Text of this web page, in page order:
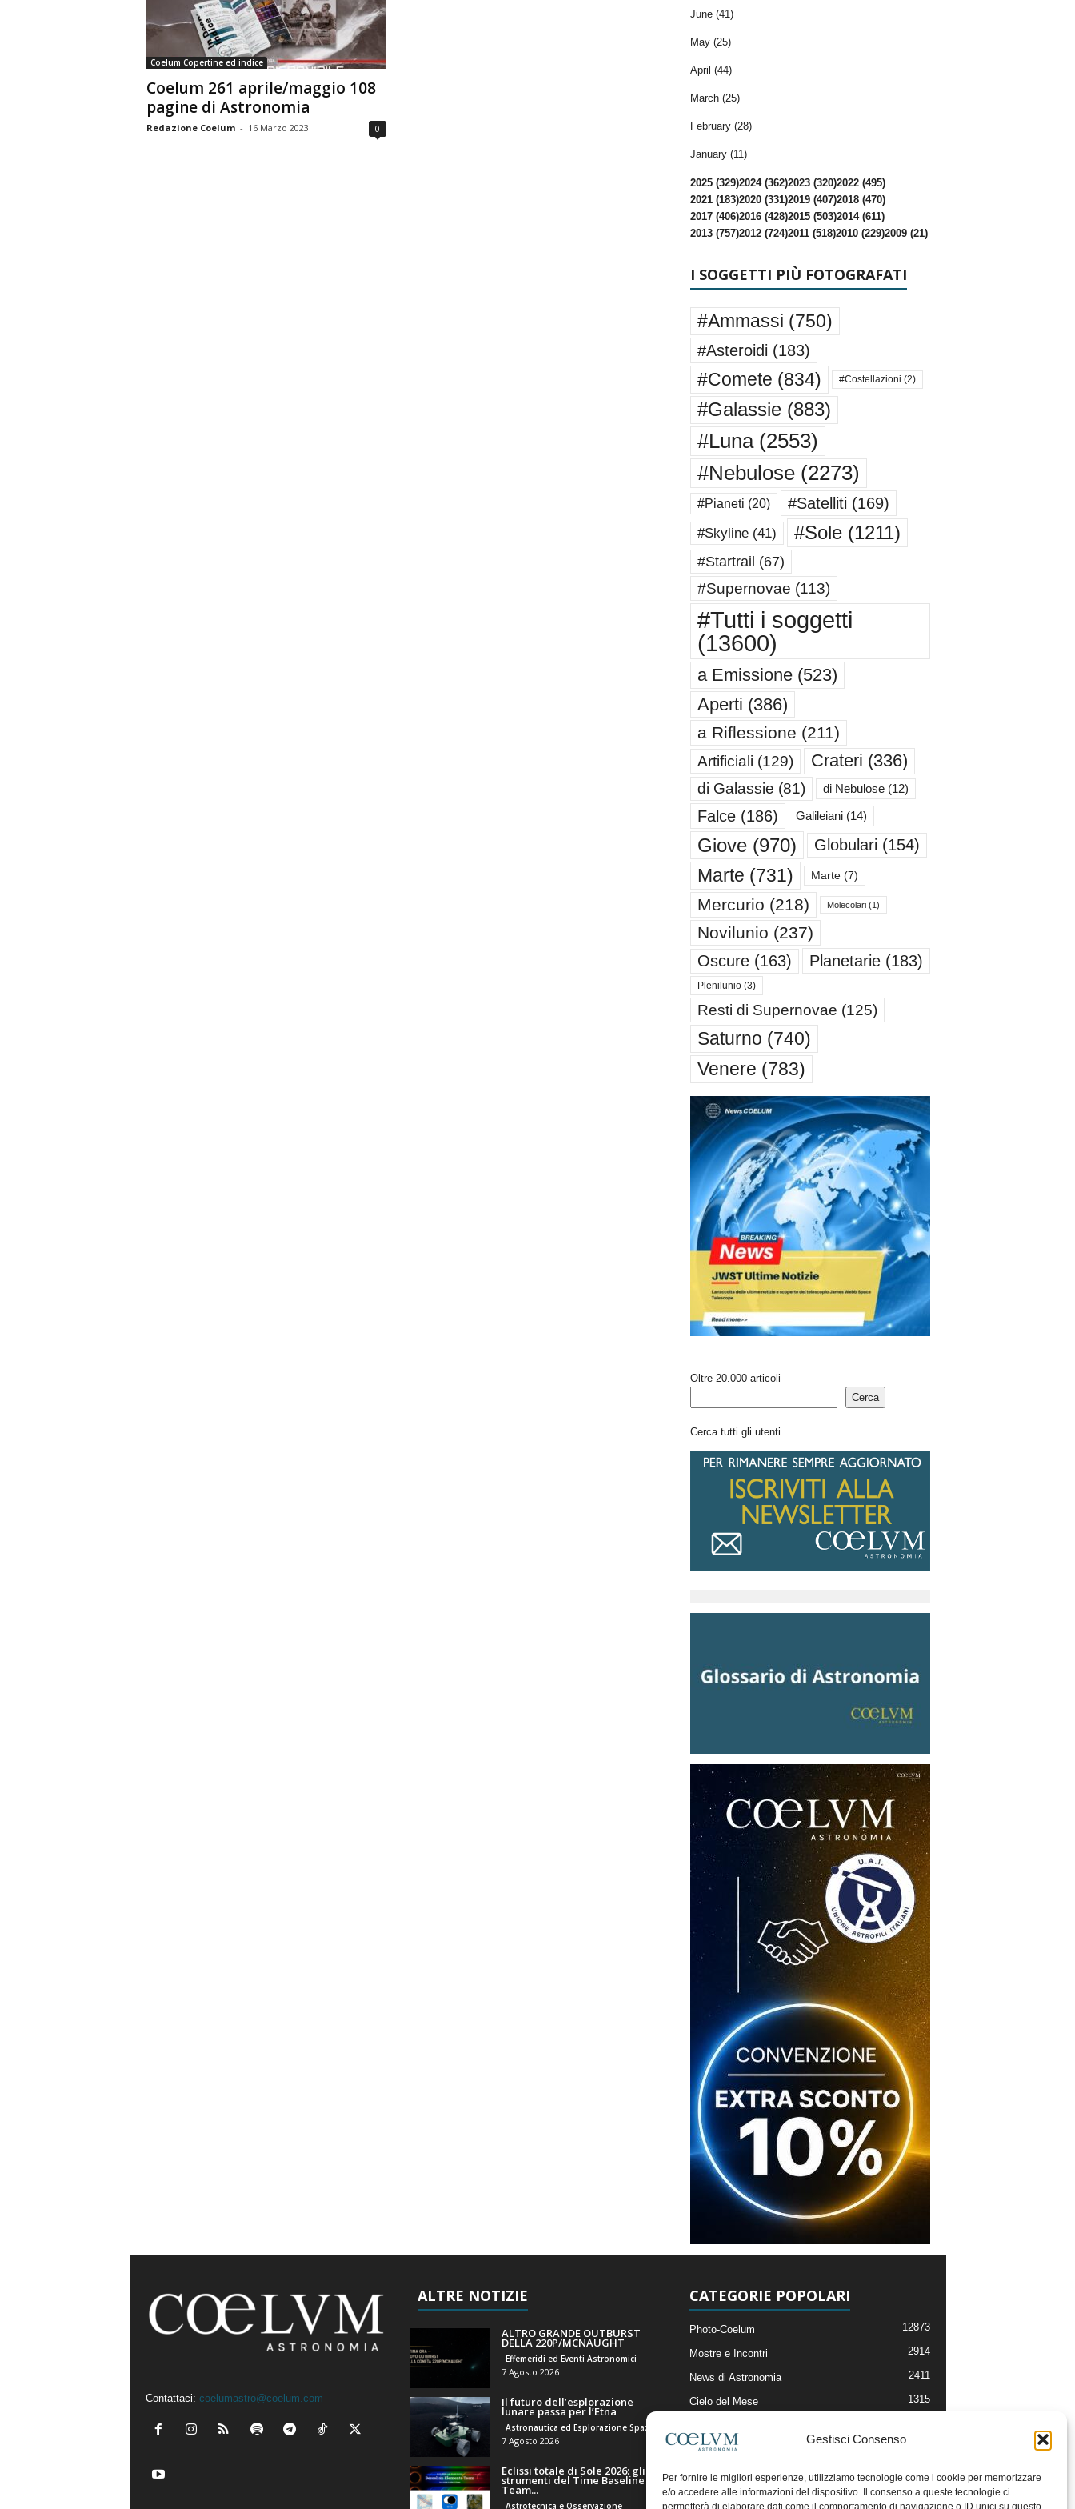
Gestisci Consenso
Per fornire le migliori esperienze, utilizziamo tecnologie come i cookie per memorizzare
e/o accedere alle informazioni del dispositivo. Il consenso a queste tecnologie ci
permetterà di elaborare dati come il comportamento di navigazione o ID unici su questo
n
o
m
i
a
Coelum Copertine ed indice
Coelum 261 aprile/maggio 108
pagine di Astronomia
Redazione Coelum - 16 Marzo 2023 0
June (41)
May (25)
April (44)
March (25)
February (28)
January (11)
2025 (329)2024 (362)2023 (320)2022 (495)
2021 (183)2020 (331)2019 (407)2018 (470)
2017 (406)2016 (428)2015 (503)2014 (611)
2013 (757)2012 (724)2011 (518)2010 (229)2009 (21)
I SOGGETTI PIÙ FOTOGRAFATI
#Ammassi (750)
#Asteroidi (183)
#Comete (834) #Costellazioni (2)
#Galassie(883)
#Luna(2553)
#Nebulose(2273)
#Pianeti (20) #Satelliti (169)
#Skyline(41) #Sole(1211)
#Startrail (67)
#Supernovae (113)
#Tutti i soggetti
(13600)
a Emissione(523)
Aperti (386)
a Riflessione (211)
Artificiali (129) Crateri (336)
di Galassie (81) di Nebulose(12)
Falce(186) Galileiani(14)
Giove(970) Globulari (154)
Marte (731) Marte(7)
Mercurio (218) Molecolari(1)
Novilunio (237)
Oscure(163) Planetarie(183)
Plenilunio(3)
Resti di Supernovae (125)
Saturno (740)
Venere (783)
Oltre 20.000 articoli
Cerca
Cerca tutti gli utenti
Contattaci: coelumastro@coelum.com
ALTRE NOTIZIE
ALTRO GRANDE OUTBURST
DELLA 220P/MCNAUGHT
Effemeridi ed Eventi Astronomici
7 Agosto 2026
Il futuro dell’esplorazione
lunare passa per l’Etna
7 Agosto 2026
Eclissi totale di Sole 2026: gli
strumenti del Time Baseline
Team...
Astrotecnica e Osservazione
CATEGORIE POPOLARI
Photo-Coelum 12873
Mostre e Incontri 2914
News di Astronomia 2411
Cielo del Mese 1315
Articoli e Risorse On-Line
Il Blog della Redazione